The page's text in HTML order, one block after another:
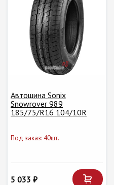
Автошина Sonix
Snowrover 989
185/75/R16 104/10R
Под заказ: 40шт.
5 033 ₽